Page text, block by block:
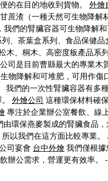
的在目的地收到貨物。 外燴
蔗渣（一種天然可生物降解
們的腎臟容器可生物降解
、茶葉盒系列、食品保健品
木、桐木、高密度板產品系
司是目前曹縣最大的專業木
物降解和可堆肥，可用作傷
我們的一次性腎臟容器有多
外燴公司 這種環保材料確
專注於企業辦公室餐飲、線
環保燕麥製成的腎臟食品，
以我們在這方面比較專業。
司宴會 台中外燴 我們僅根
辦公需求，營運更有效率。